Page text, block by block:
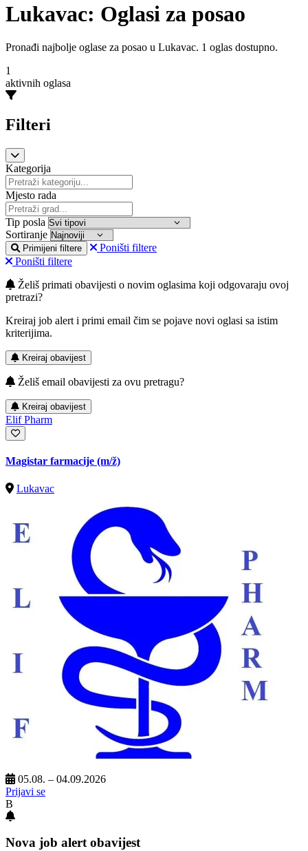
Lukavac: Oglasi za posao
Pronađi najbolje oglase za posao u Lukavac. 1 oglas dostupno.
1
aktivnih oglasa
Filteri
Kategorija
Mjesto rada
Tip posla
Sortiranje
Primijeni filtere
Poništi filtere
Poništi filtere
Želiš primati obavijesti o novim oglasima koji odgovaraju ovoj
pretrazi?
Kreiraj job alert i primi email čim se pojave novi oglasi sa istim
kriterijima.
Kreiraj obavijest
Želiš email obavijesti za ovu pretragu?
Kreiraj obavijest
Elif Pharm
Magistar farmacije (m/ž)
Lukavac
05.08. – 04.09.2026
Prijavi se
B
Nova job alert obavijest